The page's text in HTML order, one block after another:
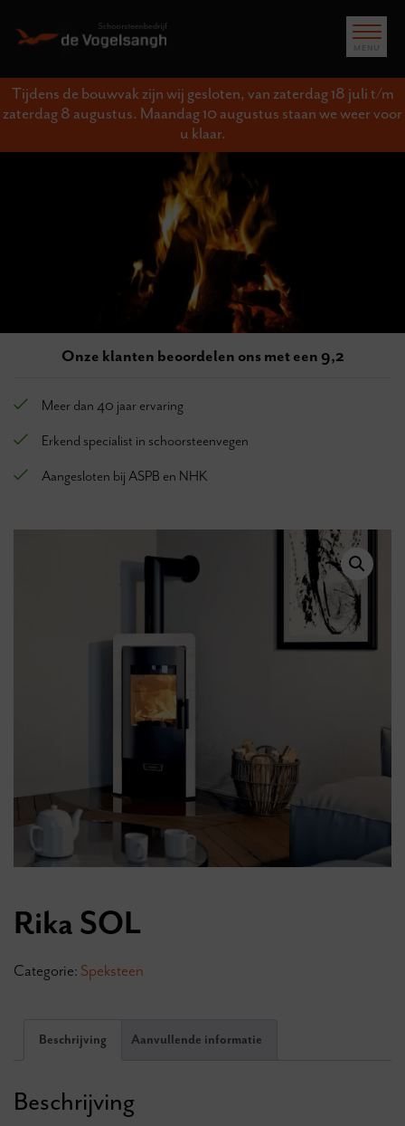
Tijdens de bouwvak zijn wij gesloten, van zaterdag 18 juli t/m
zaterdag 8 augustus. Maandag 10 augustus staan we weer voor
u klaar.
Meer dan 40 jaar ervaring
Erkend specialist in schoorsteenvegen
Aangesloten bij ASPB en NHK
Onze klanten beoordelen ons met een 9,2
Rika SOL
Categorie: Speksteen
Beschrijving Aanvullende informatie
Beschrijving